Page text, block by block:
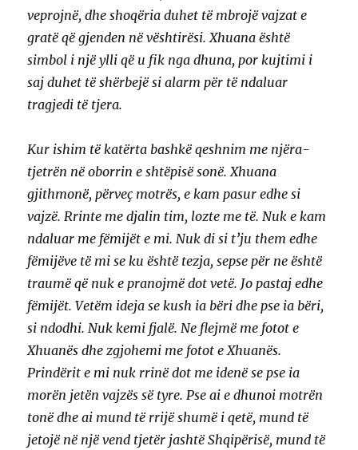
veprojnë, dhe shoqëria duhet të mbrojë vajzat e
gratë që gjenden në vështirësi. Xhuana është
simbol i një ylli që u fik nga dhuna, por kujtimi i
saj duhet të shërbejë si alarm për të ndaluar
tragjedi të tjera.
Kur ishim të katërta bashkë qeshnim me njëra-
tjetrën në oborrin e shtëpisë sonë. Xhuana
gjithmonë, përveç motrës, e kam pasur edhe si
vajzë. Rrinte me djalin tim, lozte me të. Nuk e kam
ndaluar me fëmijët e mi. Nuk di si t’ju them edhe
fëmijëve të mi se ku është tezja, sepse për ne është
traumë që nuk e pranojmë dot vetë. Jo pastaj edhe
fëmijët. Vetëm ideja se kush ia bëri dhe pse ia bëri,
si ndodhi. Nuk kemi fjalë. Ne flejmë me fotot e
Xhuanës dhe zgjohemi me fotot e Xhuanës.
Prindërit e mi nuk rrinë dot me idenë se pse ia
morën jetën vajzës së tyre. Pse ai e dhunoi motrën
tonë dhe ai mund të rrijë shumë i qetë, mund të
jetojë në një vend tjetër jashtë Shqipërisë, mund të